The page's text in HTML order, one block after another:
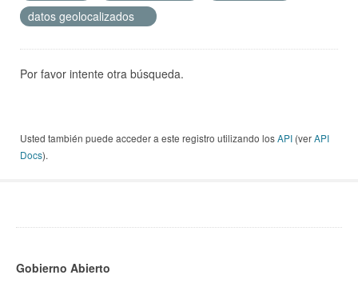
datos geolocalizados
Por favor intente otra búsqueda.
Usted también puede acceder a este registro utilizando losAPI (verAPI
Docs).
Gobierno Abierto